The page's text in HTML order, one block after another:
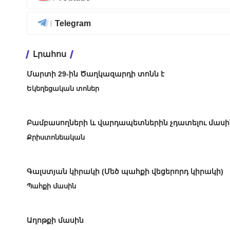
Telegram
Լրահոս
Մարտի 29-ին Ծաղկազարդի տոնն է
Եկեղեցական տոներ
Բամբասողների և վարդապետներին չդատելու
Քրիստոնեական
Գալստյան կիրակի (Մեծ պահքի վեցերորդ կիրակի)
Պահքի մասին
Աղոթքի մասին